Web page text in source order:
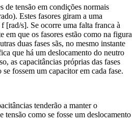
de tensão em condições normais
Estes fasores giram a uma
[rad/s]. Se ocorre uma falta franca à
em que os fasores estão como na figura
duas fases sãs, no mesmo instante
que há um deslocamento do neutro
as capacitâncias próprias das fases
se fossem um capacitor em cada fase.
tenderão a manter o
tensão como se fosse um deslocamento